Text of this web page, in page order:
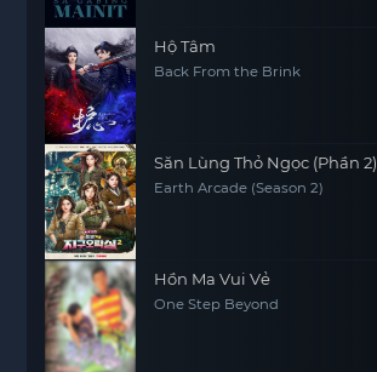
Hộ Tâm
Back From the Brink
Săn Lùng Thỏ Ngọc (Phần 2)
Earth Arcade (Season 2)
Hồn Ma Vui Vẻ
One Step Beyond